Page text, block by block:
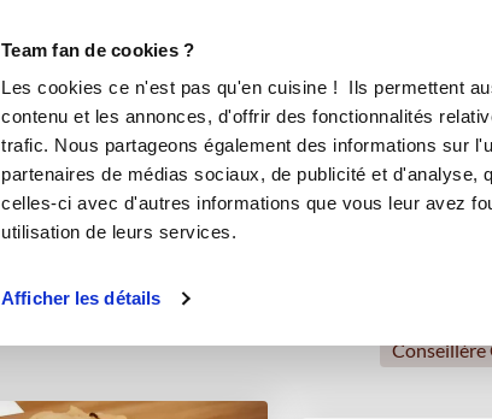
Team fan de cookies ?
Les cookies ce n'est pas qu'en cuisine ! Ils permettent
contenu et les annonces, d'offrir des fonctionnalités
trafic. Nous partageons également des informations sur
partenaires de médias sociaux, de publicité et d'analyse,
celles-ci avec d'autres informations que vous leur avez
utilisation de leurs services.
Afficher les détails
Muffin
Conseillère